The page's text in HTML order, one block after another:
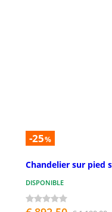
-25%
Chandelier sur pied
DISPONIBLE